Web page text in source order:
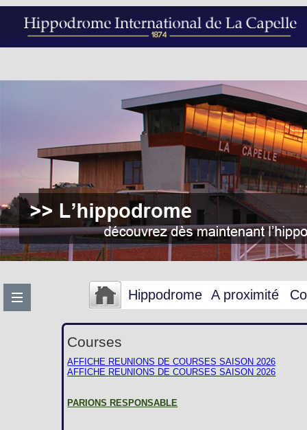
Hippodrome A proximité
Courses
AFFICHE REUNIONS DE COURSES SAISON 2026
AFFICHE REUNIONS DE COURSES SAISON 2026
PARIONS RESPONSABLE